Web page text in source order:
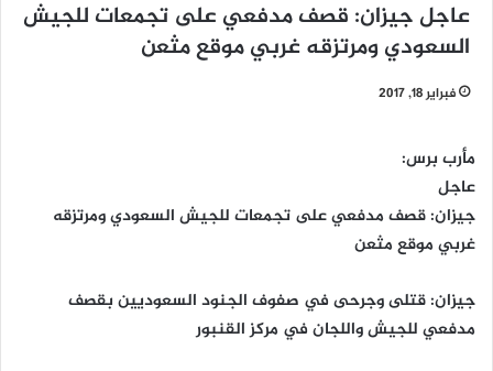
عاجل جيزان: قصف مدفعي على تجمعات للجيش
السعودي ومرتزقه غربي موقع مثعن
فبراير 18, 2017
مأرب برس:
عاجل
جيزان: قصف مدفعي على تجمعات للجيش السعودي ومرتزقه
غربي موقع مثعن
جيزان: قتلى وجرحى في صفوف الجنود السعوديين بقصف
مدفعي للجيش واللجان في مركز القنبور